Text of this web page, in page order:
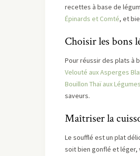
recettes à base de
Épinards et Comté, et
Choisir les bons
Pour réussir des plats à
Velouté aux Asperges
Bouillon Thaï aux Légumes
saveurs.
Maîtriser la
Le soufflé est un plat
soit bien gonflé et léger,